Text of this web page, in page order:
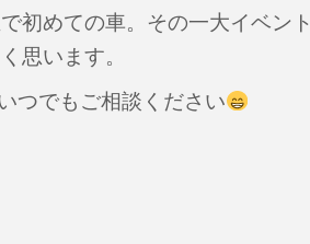
初めての車。その一大イベント
思います。
つでもご相談ください